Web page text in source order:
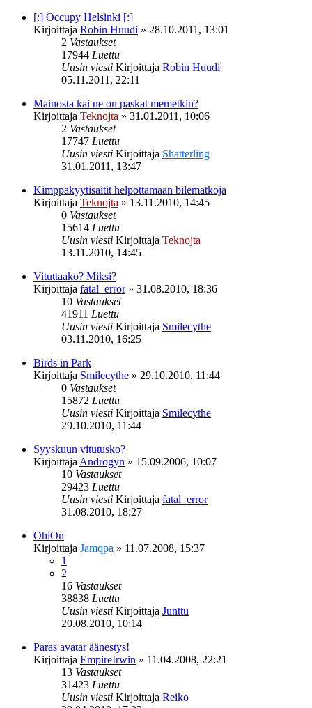
[:] Occupy Helsinki [:]
Kirjoittaja Robin Huudi » 28.10.2011, 13:01
2 Vastaukset
17944 Luettu
Uusin viesti Kirjoittaja Robin Huudi
05.11.2011, 22:11
Mainosta kai ne on paskat memetkin?
Kirjoittaja Teknojta » 31.01.2011, 10:06
2 Vastaukset
17747 Luettu
Uusin viesti Kirjoittaja Shatterling
31.01.2011, 13:47
Kimppakyytisaitit helpottamaan bilematkoja
Kirjoittaja Teknojta » 13.11.2010, 14:45
0 Vastaukset
15614 Luettu
Uusin viesti Kirjoittaja Teknojta
13.11.2010, 14:45
Vituttaako? Miksi?
Kirjoittaja fatal_error» 31.08.2010, 18:36
10 Vastaukset
41911 Luettu
Uusin viesti Kirjoittaja Smilecythe
03.11.2010, 16:25
Birds in Park
Kirjoittaja Smilecythe » 29.10.2010, 11:44
0 Vastaukset
15872 Luettu
Uusin viesti Kirjoittaja Smilecythe
29.10.2010, 11:44
Syyskuun vitutusko?
Kirjoittaja Androgyn » 15.09.2006, 10:07
10 Vastaukset
29423 Luettu
Uusin viesti Kirjoittaja fatal_error
31.08.2010, 18:27
OhiOn
Kirjoittaja Jamqpa » 11.07.2008, 15:37
1
2
16 Vastaukset
38838 Luettu
Uusin viesti Kirjoittaja Junttu
20.08.2010, 10:14
Paras avatar äänestys!
Kirjoittaja EmpireIrwin » 11.04.2008, 22:21
13 Vastaukset
31423 Luettu
Uusin viesti Kirjoittaja Reiko